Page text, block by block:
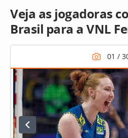
Veja as jogadoras
Brasil para a VNL